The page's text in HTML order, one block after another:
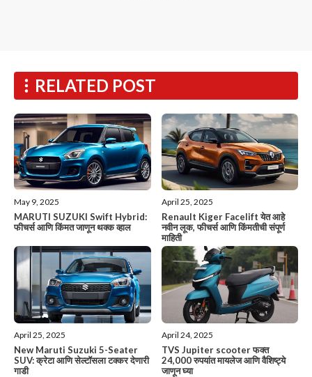
RELATED POST
May 9, 2025
MARUTI SUZUKI Swift Hybrid:
फीचर्स आणि किंमत जाणून थक्क व्हाल
April 25, 2025
Renault Kiger Facelift येत आहे
नवीन लूक, फीचर्स आणि किंमतीची संपूर्ण
माहिती
April 25, 2025
New Maruti Suzuki 5-Seater
SUV: क्रेटा आणि सेल्टॉसला टक्कर देणारी
गाडी
April 24, 2025
TVS Jupiter scooter फक्त
24,000 रुपयांत मायलेज आणि वैशिष्ट्ये
जाणून घ्या